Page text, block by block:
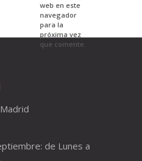
web en este
navegador
para la
próxima vez
que comente.
de Lunes a